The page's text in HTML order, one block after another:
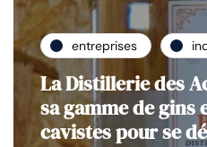
entreprises
La Distillerie des
sa gamme de gins
cavistes pour se